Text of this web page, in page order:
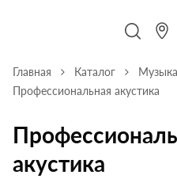
Главная Каталог
Профессиональная акустика
акустика